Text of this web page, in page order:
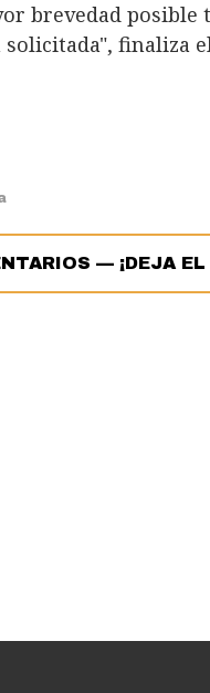
brevedad posible
finaliza
— ¡DEJA